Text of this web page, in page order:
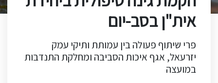
אית"ן בסב-יום
פרי שיתוף פעולה בין עמותת ותיקי עמק
יזרעאל, אגף איכות הסביבה ומחלקת התנדבות
במועצה